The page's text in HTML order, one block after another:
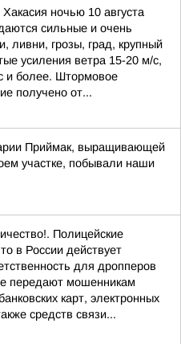
ночью 10 августа
сильные и очень
ливни, грозы, град, крупный
усиления ветра 15-20 м/с,
и более. Штормовое
получено от...
Приймак, выращивающей
участке, побывали наши
Полицейские
в России действует
для дропперов
передают мошенникам
карт, электронных
средств связи...